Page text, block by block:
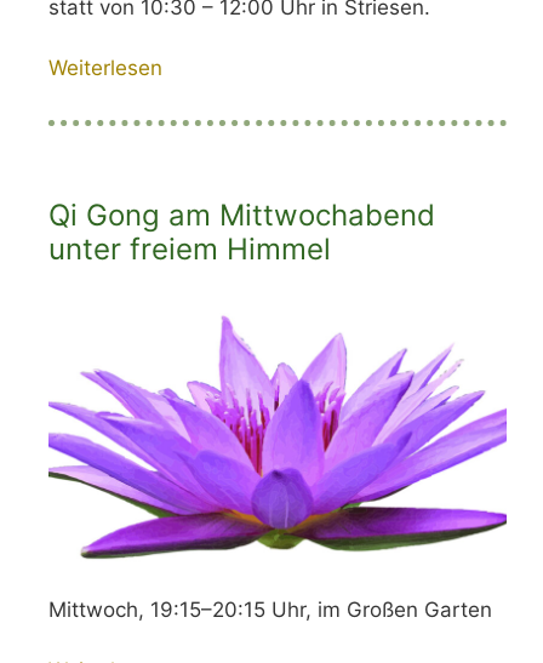
statt von 10:30 – 12:00 Uhr in Striesen.
Weiterlesen
Qi Gong am Mittwochabend
unter freiem Himmel
Mittwoch, 19:15–20:15 Uhr, im Großen Garten